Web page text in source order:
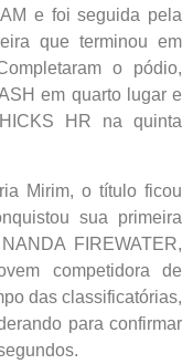
e foi seguida pela
que terminou em
o pódio,
em quarto lugar e
HR na quinta
Mirim, o título ficou
sua primeira
FIREWATER,
competidora de
das classificatórias,
para confirmar